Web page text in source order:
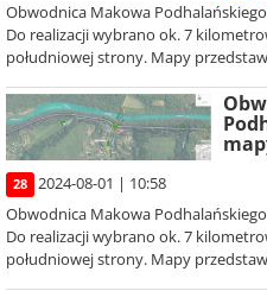
Obwodnica Makowa
Do realizacji wybrano ok. 7
południowej strony. Mapy
28
2024-08-01 | 10:58
Obwodnica Makowa
Do realizacji wybrano ok. 7
południowej strony. Mapy